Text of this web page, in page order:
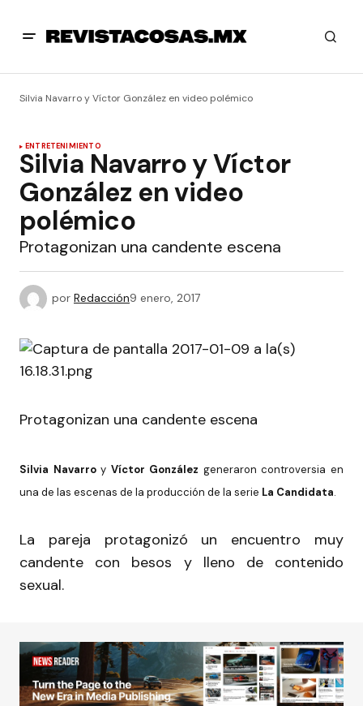
Silvia Navarro y Víctor González en video polémico
ENTRETENIMIENTO
Silvia Navarro y Víctor
González en video
polémico
Protagonizan una candente escena
por Redacción9 enero, 2017
Protagonizan una candente escena
Silvia Navarroy Víctor González generaron controversia en
una de las escenas de la producción de la serie La Candidata.
La pareja protagonizó un encuentro muy
candente con besos y lleno de contenido
sexual.